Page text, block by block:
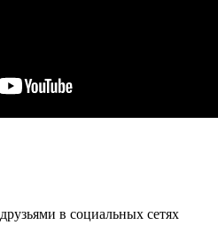
в социальных сетях